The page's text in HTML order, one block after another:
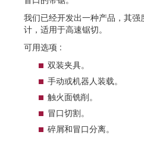
我们已经开发出一种产品，其
计，适用于高速锯切。
可用选项 :
双装夹具。
手动或机器人装载。
触火面铣削。
冒口切割。
碎屑和冒口分离。